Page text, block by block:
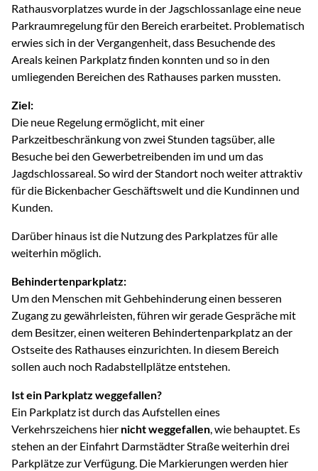
Rathausvorplatzes wurde in der Jagschlossanlage eine neue
Parkraumregelung für den Bereich erarbeitet. Problematisch
erwies sich in der Vergangenheit, dass Besuchende des
Areals keinen Parkplatz finden konnten und so in den
umliegenden Bereichen des Rathauses parken mussten.
Ziel:
Die neue Regelung ermöglicht, mit einer
Parkzeitbeschränkung von zwei Stunden tagsüber, alle
Besuche bei den Gewerbetreibenden im und um das
Jagdschlossareal. So wird der Standort noch weiter attraktiv
für die Bickenbacher Geschäftswelt und die Kundinnen und
Kunden.
Darüber hinaus ist die Nutzung des Parkplatzes für alle
weiterhin möglich.
Behindertenparkplatz:
Um den Menschen mit Gehbehinderung einen besseren
Zugang zu gewährleisten, führen wir gerade Gespräche mit
dem Besitzer, einen weiteren Behindertenparkplatz an der
Ostseite des Rathauses einzurichten. In diesem Bereich
sollen auch noch Radabstellplätze entstehen.
Ist ein Parkplatz weggefallen?
Ein Parkplatz ist durch das Aufstellen eines
Verkehrszeichens hier nicht weggefallen, wie behauptet. Es
stehen an der Einfahrt Darmstädter Straße weiterhin drei
Parkplätze zur Verfügung. Die Markierungen werden hier